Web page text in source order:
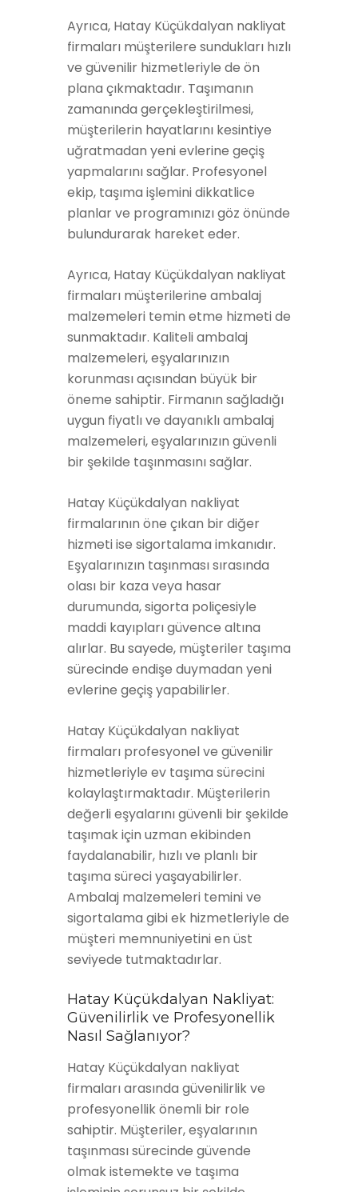
Ayrıca, Hatay Küçükdalyan nakliyat
firmaları müşterilere sundukları hızlı
ve güvenilir hizmetleriyle de ön
plana çıkmaktadır. Taşımanın
zamanında gerçekleştirilmesi,
müşterilerin hayatlarını kesintiye
uğratmadan yeni evlerine geçiş
yapmalarını sağlar. Profesyonel
ekip, taşıma işlemini dikkatlice
planlar ve programınızı göz önünde
bulundurarak hareket eder.
Ayrıca, Hatay Küçükdalyan nakliyat
firmaları müşterilerine ambalaj
malzemeleri temin etme hizmeti de
sunmaktadır. Kaliteli ambalaj
malzemeleri, eşyalarınızın
korunması açısından büyük bir
öneme sahiptir. Firmanın sağladığı
uygun fiyatlı ve dayanıklı ambalaj
malzemeleri, eşyalarınızın güvenli
bir şekilde taşınmasını sağlar.
Hatay Küçükdalyan nakliyat
firmalarının öne çıkan bir diğer
hizmeti ise sigortalama imkanıdır.
Eşyalarınızın taşınması sırasında
olası bir kaza veya hasar
durumunda, sigorta poliçesiyle
maddi kayıpları güvence altına
alırlar. Bu sayede, müşteriler taşıma
sürecinde endişe duymadan yeni
evlerine geçiş yapabilirler.
Hatay Küçükdalyan nakliyat
firmaları profesyonel ve güvenilir
hizmetleriyle ev taşıma sürecini
kolaylaştırmaktadır. Müşterilerin
değerli eşyalarını güvenli bir şekilde
taşımak için uzman ekibinden
faydalanabilir, hızlı ve planlı bir
taşıma süreci yaşayabilirler.
Ambalaj malzemeleri temini ve
sigortalama gibi ek hizmetleriyle de
müşteri memnuniyetini en üst
seviyede tutmaktadırlar.
Hatay Küçükdalyan Nakliyat:
Güvenilirlik ve Profesyonellik
Nasıl Sağlanıyor?
Hatay Küçükdalyan nakliyat
firmaları arasında güvenilirlik ve
profesyonellik önemli bir role
sahiptir. Müşteriler, eşyalarının
taşınması sürecinde güvende
olmak istemekte ve taşıma